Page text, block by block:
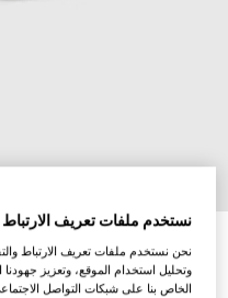
شورت كرة السلة من
SAR 5,600
نستخدم ملفات تعريف الارتباط
نحن نستخدم ملفات تعريف الارتباط
وتحليل استخدام الموقع، وتعزيز
الخاص بنا على شبكات التواصل